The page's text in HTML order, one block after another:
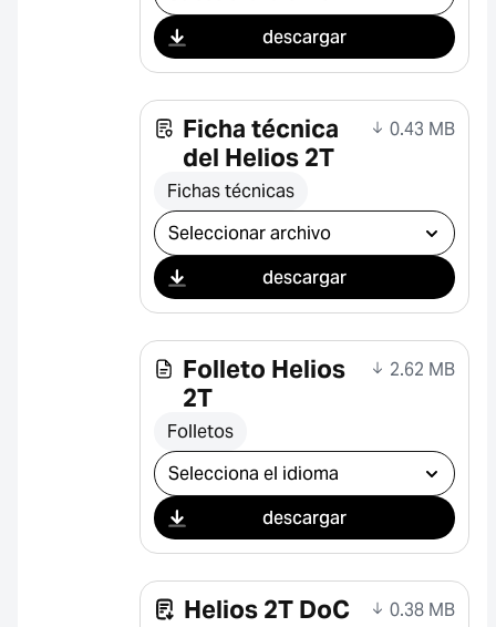
descargar
Ficha técnica
del Helios 2T
0.43 MB
Fichas técnicas
Seleccionar descarga
descargar
Folleto Helios
2T
2.62 MB
Folletos
Seleccionar descarga
descargar
Helios 2T DoC 0.38 MB